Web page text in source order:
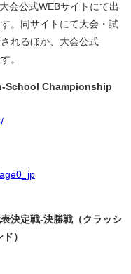
会公式WEBサイトにて出
。同サイトにて大会・試
れるほか、大会公式
。
School Championship
決定戦-決勝戦（クラッシ
）